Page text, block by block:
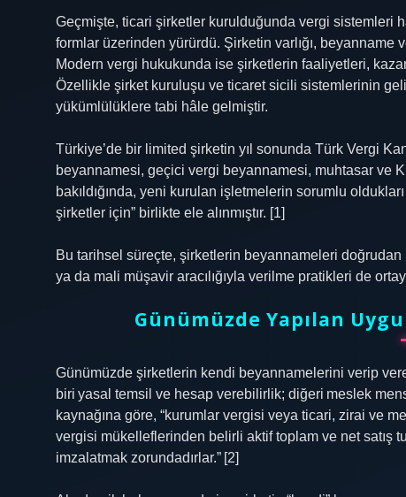
Geçmişte, ticari şirketler kurulduğunda vergi sistemleri
formlar üzerinden yürürdü. Şirketin varlığı, beyanname
Modern vergi hukukunda ise şirketlerin faaliyetleri,
Özellikle şirket kuruluşu ve ticaret sicili sistemlerinin
yükümlülüklere tabi hâle gelmiştir.
Türkiye’de bir limited şirketin yıl sonunda Türk Vergi
beyannamesi, geçici vergi beyannamesi, muhtasar ve
bakıldığında, yeni kurulan işletmelerin sorumlu
şirketler için” birlikte ele alınmıştır. [1]
Bu tarihsel süreçte, şirketlerin beyannameleri
ya da mali müşavir aracılığıyla verilme pratikleri de
Günümüzde Yapılan
Günümüzde şirketlerin kendi beyannamelerini verip
biri yasal temsil ve hesap verebilirlik; diğeri meslek
kaynağına göre, “kurumlar vergisi veya ticari, zirai ve
vergisi mükelleflerinden belirli aktif toplam ve net satış
imzalatmak zorundadırlar.” [2]